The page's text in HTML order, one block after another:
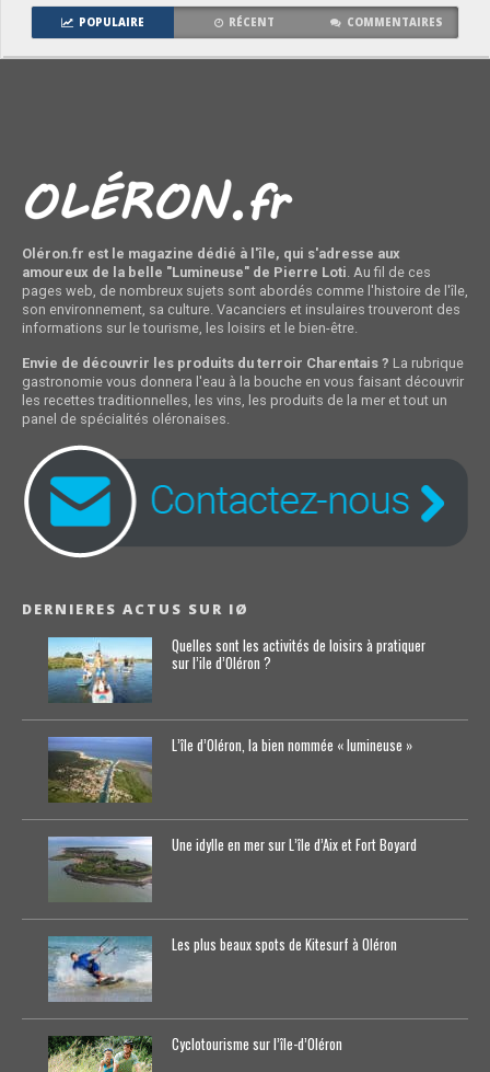
POPULAIRE RÉCENT COMMENTAIRES
Oléron.fr est le magazine dédié à l'île, qui s'adresse aux
amoureux de la belle "Lumineuse" de Pierre Loti. Au fil de ces
pages web, de nombreux sujets sont abordés comme l'histoire de l'île,
son environnement, sa culture. Vacanciers et insulaires trouveront des
informations sur le tourisme, les loisirs et le bien-être.
Envie de découvrir les produits du terroir Charentais ? La rubrique
gastronomie vous donnera l'eau à la bouche en vous faisant découvrir
les recettes traditionnelles, les vins, les produits de la mer et tout un
panel de spécialités oléronaises.
DERNIERES ACTUS SUR IØ
Quelles sont les activités de loisirs à pratiquer
sur l’ile d’Oléron ?
L’île d’Oléron, la bien nommée « lumineuse »
Une idylle en mer sur L’île d’Aix et Fort Boyard
Les plus beaux spots de Kitesurf à Oléron
Cyclotourisme sur l’île-d’0léron